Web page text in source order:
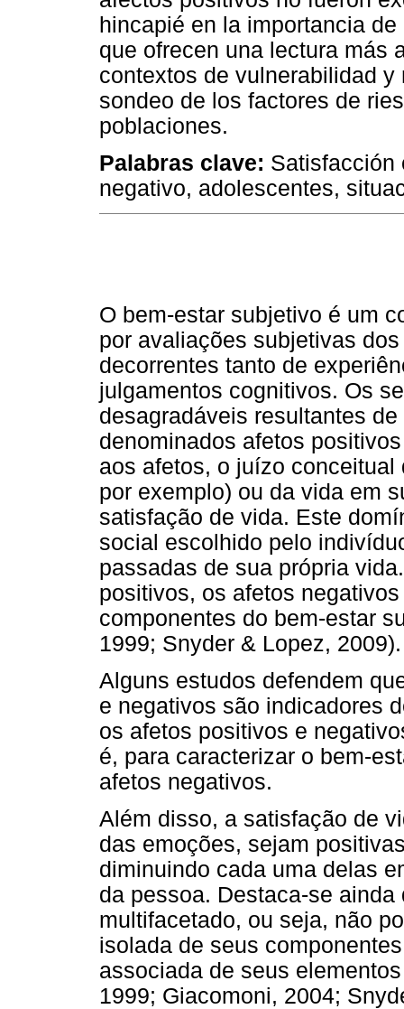
hincapié en la importancia
que ofrecen una lectura más
contextos de vulnerabilidad
sondeo de los factores de
poblaciones.
Palabras clave: Satisfacción
negativo, adolescentes,
O bem-estar subjetivo é um
por avaliações subjetivas
decorrentes tanto de
julgamentos cognitivos. Os
desagradáveis resultantes
denominados afetos
aos afetos, o juízo
por exemplo) ou da vida em
satisfação de vida. Este
social escolhido pelo
passadas de sua própria
positivos, os afetos
componentes do bem-estar
1999; Snyder & Lopez, 2009).
Alguns estudos defendem
e negativos são indicadores
os afetos positivos e
é, para caracterizar o bem-
afetos negativos.
Além disso, a satisfação de
das emoções, sejam
diminuindo cada uma delas
da pessoa. Destaca-se
multifacetado, ou seja, não
isolada de seus
associada de seus
1999; Giacomoni, 2004;